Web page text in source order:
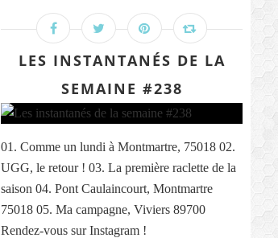
LES INSTANTANÉS DE LA
SEMAINE #238
01. Comme un lundi à Montmartre, 75018 02.
UGG, le retour ! 03. La première raclette de la
saison 04. Pont Caulaincourt, Montmartre
75018 05. Ma campagne, Viviers 89700
Rendez-vous sur Instagram !